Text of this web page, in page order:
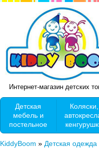
Интернет-магазин детских
Детская
мебель и
постельное
Коляски,
KiddyBoom » Детская одежда